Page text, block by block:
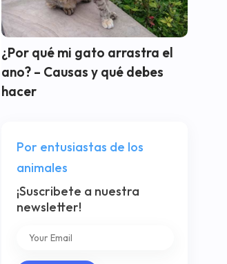
¿Por qué mi gato arrastra el
ano? – Causas y qué debes
hacer
Por entusiastas de los
animales
¡Suscribete a nuestra
newsletter!